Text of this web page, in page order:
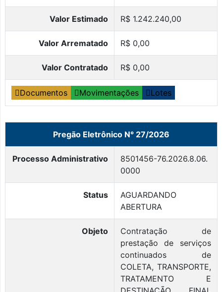
Valor Estimado R$ 1.242.240,00
Valor Arrematado R$ 0,00
Valor Contratado R$ 0,00
Documentos Movimentações Lotes
Pregão Eletrônico N° 27/2026
Processo Administrativo
8501456-76.2026.8.06.
0000
Status
AGUARDANDO
ABERTURA
Objeto
Contratação de
prestação de serviços
continuados de
COLETA, TRANSPORTE,
TRATAMENTO E